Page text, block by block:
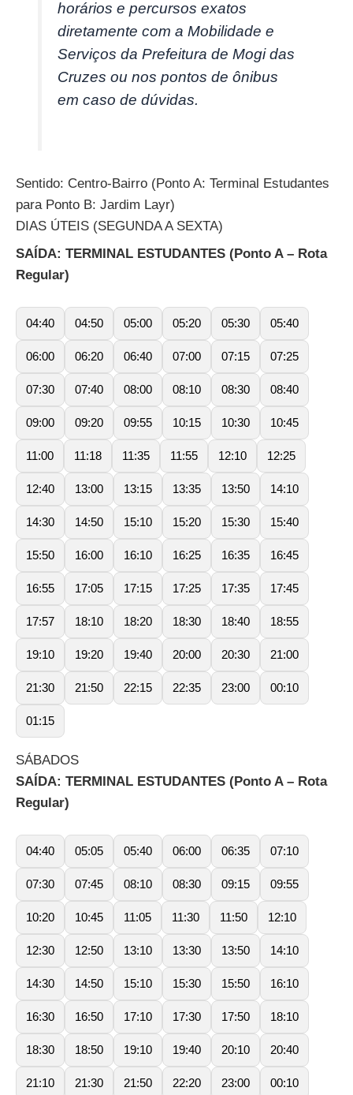
horários e percursos exatos
diretamente com a Mobilidade e
Serviços da Prefeitura de Mogi das
Cruzes ou nos pontos de ônibus
em caso de dúvidas.
Sentido: Centro-Bairro (Ponto A: Terminal Estudantes
para Ponto B: Jardim Layr)
DIAS ÚTEIS (SEGUNDA A SEXTA)
SAÍDA: TERMINAL ESTUDANTES (Ponto A – Rota
Regular)
04:40 04:50 05:00 05:20 05:30 05:40
06:00 06:20 06:40 07:00 07:15 07:25
07:30 07:40 08:00 08:10 08:30 08:40
09:00 09:20 09:55 10:15 10:30 10:45
11:00 11:18 11:35 11:55 12:10 12:25
12:40 13:00 13:15 13:35 13:50 14:10
14:30 14:50 15:10 15:20 15:30 15:40
15:50 16:00 16:10 16:25 16:35 16:45
16:55 17:05 17:15 17:25 17:35 17:45
17:57 18:10 18:20 18:30 18:40 18:55
19:10 19:20 19:40 20:00 20:30 21:00
21:30 21:50 22:15 22:35 23:00 00:10
01:15
SÁBADOS
SAÍDA: TERMINAL ESTUDANTES (Ponto A – Rota
Regular)
04:40 05:05 05:40 06:00 06:35 07:10
07:30 07:45 08:10 08:30 09:15 09:55
10:20 10:45 11:05 11:30 11:50 12:10
12:30 12:50 13:10 13:30 13:50 14:10
14:30 14:50 15:10 15:30 15:50 16:10
16:30 16:50 17:10 17:30 17:50 18:10
18:30 18:50 19:10 19:40 20:10 20:40
21:10 21:30 21:50 22:20 23:00 00:10